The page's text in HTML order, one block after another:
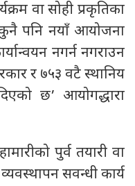
वा सोही प्रकृतिका
पनि नयाँ आयोजना
नगर्न नगराउन
र ७५३ वटै स्थानिय
छ’ आयोगद्धारा
पुर्व तयारी वा
सवन्धी कार्य